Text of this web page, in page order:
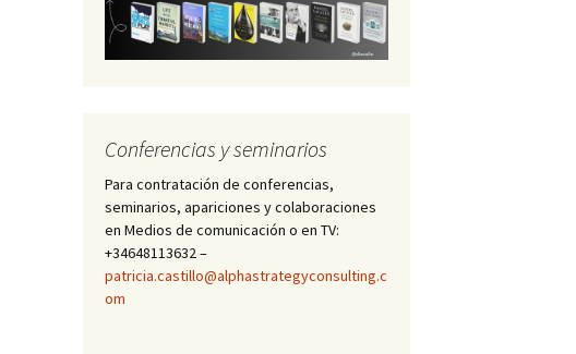
Conferencias y seminarios
Para contratación de conferencias,
seminarios, apariciones y colaboraciones
en Medios de comunicación o en TV:
+34648113632 –
patricia.castillo@alphastrategyconsulting.c
om